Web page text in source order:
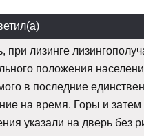
при лизинге
положения
в последние
на время. Горы и затем
указали на дверь без